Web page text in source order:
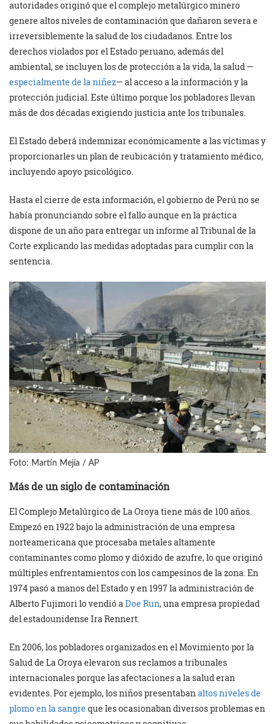
autoridades originó que el complejo metalúrgico minero
genere altos niveles de contaminación que dañaron severa e
irreversiblemente la salud de los ciudadanos. Entre los
derechos violados por el Estado peruano, además del
ambiental, se incluyen los de protección a la vida, la salud —
especialmente de la niñez— al acceso a la información y la
protección judicial. Este último porque los pobladores llevan
más de dos décadas exigiendo justicia ante los tribunales.
El Estado deberá indemnizar económicamente a las víctimas y
proporcionarles un plan de reubicación y tratamiento médico,
incluyendo apoyo psicológico.
Hasta el cierre de esta información, el gobierno de Perú no se
había pronunciando sobre el fallo aunque en la práctica
dispone de un año para entregar un informe al Tribunal de la
Corte explicando las medidas adoptadas para cumplir con la
sentencia.
Foto: Martín Mejía / AP
Más de un siglo de contaminación
El Complejo Metalúrgico de La Oroya tiene más de 100 años.
Empezó en 1922 bajo la administración de una empresa
norteamericana que procesaba metales altamente
contaminantes como plomo y dióxido de azufre, lo que originó
múltiples enfrentamientos con los campesinos de la zona. En
1974 pasó a manos del Estado y en 1997 la administración de
Alberto Fujimori lo vendió a Doe Run, una empresa propiedad
del estadounidense Ira Rennert.
En 2006, los pobladores organizados en el Movimiento por la
Salud de La Oroya elevaron sus reclamos a tribunales
internacionales porque las afectaciones a la salud eran
evidentes. Por ejemplo, los niños presentaban altos niveles de
plomo en la sangre que les ocasionaban diversos problemas en